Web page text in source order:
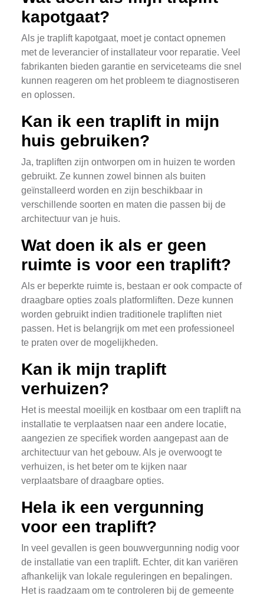
kapotgaat?
Als je traplift kapotgaat, moet je contact opnemen
met de leverancier of installateur voor reparatie. Veel
fabrikanten bieden garantie en serviceteams die snel
kunnen reageren om het probleem te diagnostiseren
en oplossen.
Kan ik een traplift in mijn
huis gebruiken?
Ja, trapliften zijn ontworpen om in huizen te worden
gebruikt. Ze kunnen zowel binnen als buiten
geïnstalleerd worden en zijn beschikbaar in
verschillende soorten en maten die passen bij de
architectuur van je huis.
Wat doen ik als er geen
ruimte is voor een traplift?
Als er beperkte ruimte is, bestaan er ook compacte of
draagbare opties zoals platformliften. Deze kunnen
worden gebruikt indien traditionele trapliften niet
passen. Het is belangrijk om met een professioneel
te praten over de mogelijkheden.
Kan ik mijn traplift
verhuizen?
Het is meestal moeilijk en kostbaar om een traplift na
installatie te verplaatsen naar een andere locatie,
aangezien ze specifiek worden aangepast aan de
architectuur van het gebouw. Als je overwoogt te
verhuizen, is het beter om te kijken naar
verplaatsbare of draagbare opties.
Hela ik een vergunning
voor een traplift?
In veel gevallen is geen bouwvergunning nodig voor
de installatie van een traplift. Echter, dit kan variëren
afhankelijk van lokale reguleringen en bepalingen.
Het is raadzaam om te controleren bij de gemeente